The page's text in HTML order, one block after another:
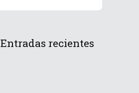
Entradas recientes